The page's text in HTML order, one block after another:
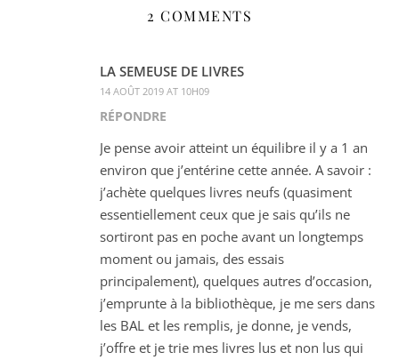
2 COMMENTS
LA SEMEUSE DE LIVRES
14 AOÛT 2019 AT 10H09
RÉPONDRE
Je pense avoir atteint un équilibre il y a 1 an
environ que j’entérine cette année. A savoir :
j’achète quelques livres neufs (quasiment
essentiellement ceux que je sais qu’ils ne
sortiront pas en poche avant un longtemps
moment ou jamais, des essais
principalement), quelques autres d’occasion,
j’emprunte à la bibliothèque, je me sers dans
les BAL et les remplis, je donne, je vends,
j’offre et je trie mes livres lus et non lus qui